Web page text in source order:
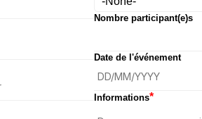
Nombre participant(e)s
Date de l'événement
Informations*